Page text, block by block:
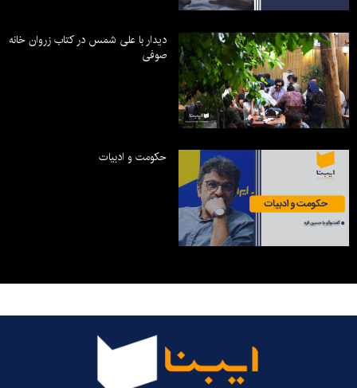
دیدار با علی شمس در کتاب زروان خانه
صوفی
حکومت و ادبیات